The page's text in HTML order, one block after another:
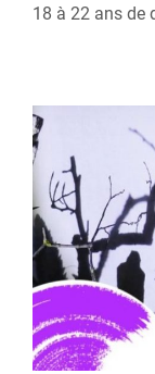
18 à 22 ans de